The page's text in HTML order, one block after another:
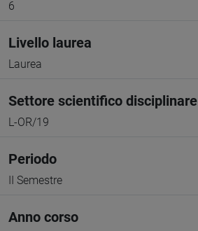
6
Livello laurea
Laurea
Settore scientifico disciplinare
L-OR/19
Periodo
II Semestre
Anno corso